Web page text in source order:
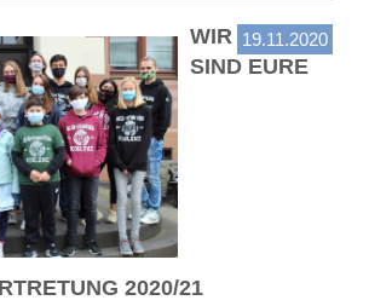
19.11.2020
WIR
SIND EURE
2020/21